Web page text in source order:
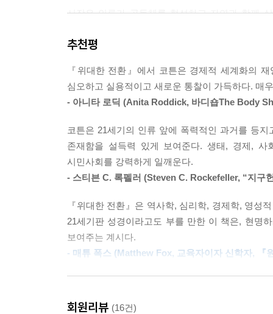
---「제11장 제국의 승리를 보다」중에서
위대한 전환은 어떻게 살 것인가를 다시 배우는
는 삶을 긍정하는 지구공동체의 이야기와 경쟁
---「제18장 함께 살아 낼 새로운 시대의 이야기들
위대한 전환의 과업은 제국을 고치는 것이 아니
을 표현하도록 허용하는 시대, 제국이 찬탈한 권
---「제5부 지구공동체를 탄생시키기」중에서
대부분의 사람들은 시간에 너무 쫓겨서 지구온난
었는지 등을 면밀히 뜯어보기 어렵다. 하지만 자
사람과 가정과 공동체의 필요와 가치에 반응하는
시작은 인류가 공동체를 형성하고 자연과 함께
원리가 자리 잡는다. 이는 로마제국의 확장, 십
제국은 제국의 원리에 가장 충실하면서도 모순적
투영된다. 자산 소유 계급과 노동자의 대립으로
영속적으로 사회 계층의 가장 맡바닥에 놓이게
남북전쟁 이후 미국의 기업들은 의회와 법원을
압도적인 규모로 제조업 생산 1위에 올랐다.
기축통화로 삼아서 전 세계에 걸친 불평등한 금
제국의 역사는 어느 한순간에 시작된 것이 아니
사람이 돈이 적은 사람을 지배하기까지 제국은
문명의 뿌리로 돌아갔다. 여신이 숭배받던 시
추천평
『위대한 전환』에서 코튼은 경제적 세계화의
심오하고 실용적이고 새로운 통찰이 가득하다. 매
- 아니타 로딕 (Anita Roddick, 바디숍The Body
코튼은 21세기의 인류 앞에 폭력적인 과거를 등
존재함을 설득력 있게 보여준다. 생태, 경제,
시민사회를 강력하게 일깨운다.
- 스티븐 C. 록펠러 (Steven C. Rockefeller, “지
『위대한 전환』은 역사학, 심리학, 경제학, 영성
21세기판 성경이라고도 부를 만한 이 책은, 현명
보여주는 계시다.
- 매튜 폭스 (Matthew Fox, 교육자이자 신학자,
회원리뷰 (16건)